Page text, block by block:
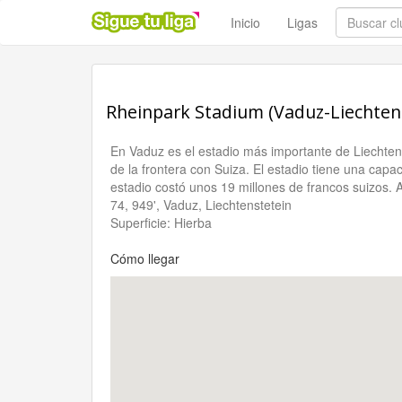
Inicio Ligas
Rheinpark Stadium (Vaduz-
En Vaduz es el estadio más importante de
de la frontera con Suiza. El estadio tiene una
estadio costó unos 19 millones de francos
74, 949', Vaduz, Liechtenstetein
Superficie: Hierba
Cómo llegar